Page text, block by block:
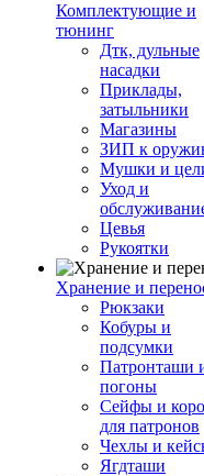
Комплектующие и
тюнинг
Дтк, дульные
насадки
Приклады,
затыльники
Магазины
ЗИП к
Мушки и
Уход и
Цевья
Рукоятки
Хранение и
Рюкзаки
Кобуры и
подсумки
Патронташи
погоны
Сейфы и
для патронов
Чехлы и
Ягдташи